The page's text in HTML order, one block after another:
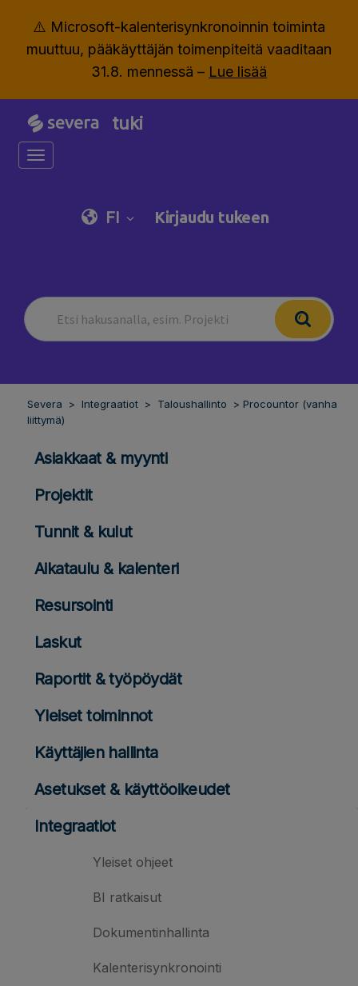
⚠️ Microsoft-kalenterisynkronoinnin toiminta
muuttuu, pääkäyttäjän toimenpiteitä vaaditaan
31.8. mennessä – Lue lisää
tuki
Toggle navigation
FI Kirjaudu tukeen
Severa Integraatiot Taloushallinto
Procountor (vanha
liittymä)
Asiakkaat & myynti
Projektit
Tunnit & kulut
Aikataulu & kalenteri
Resursointi
Laskut
Raportit & työpöydät
Yleiset toiminnot
Käyttäjien hallinta
Asetukset & käyttöoikeudet
Integraatiot
Yleiset ohjeet
BI ratkaisut
Dokumentinhallinta
Kalenterisynkronointi